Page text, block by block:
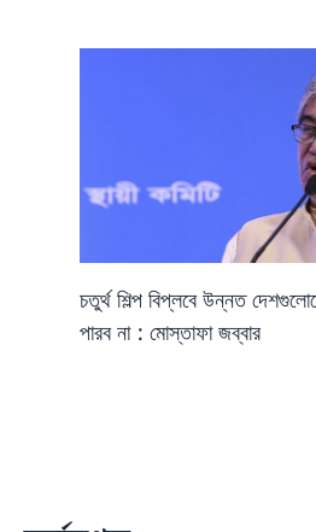
চতুর্থ শিল্প বিপ্লবে উন্নত
পারব না : মোস্তাফা জব্বার